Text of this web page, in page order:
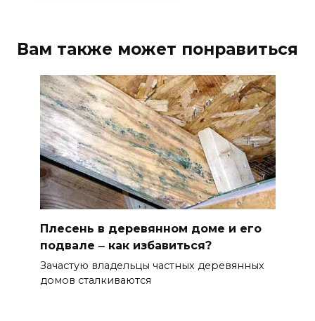
Вам также может понравиться
Плесень в деревянном доме и его
подвале ‒ как избавиться?
Зачастую владельцы частных деревянных
домов сталкиваются